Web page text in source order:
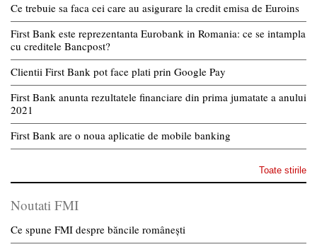
Ce trebuie sa faca cei care au asigurare la credit emisa de Euroins
First Bank este reprezentanta Eurobank in Romania: ce se intampla
cu creditele Bancpost?
Clientii First Bank pot face plati prin Google Pay
First Bank anunta rezultatele financiare din prima jumatate a anului
2021
First Bank are o noua aplicatie de mobile banking
Toate stirile
Noutati FMI
Ce spune FMI despre băncile românești